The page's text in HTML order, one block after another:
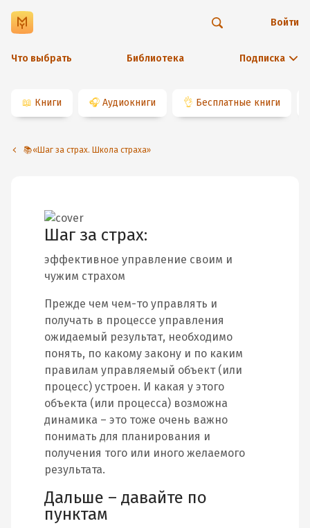
Что выбрать Библиотека Подписка
Войти
📖 Книги 🎧 Аудиокниги 👌 Бесплатные книги
📚«Шаг за страх. Школа страха»
Шаг за страх:
эффективное управление своим и
чужим страхом
Прежде чем чем-то управлять и
получать в процессе управления
ожидаемый результат, необходимо
понять, по какому закону и по каким
правилам управляемый объект (или
процесс) устроен. И какая у этого
объекта (или процесса) возможна
динамика – это тоже очень важно
понимать для планирования и
получения того или иного желаемого
результата.
Дальше – давайте по
пунктам